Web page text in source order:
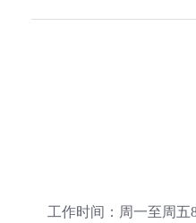
工作时间：周一至周五